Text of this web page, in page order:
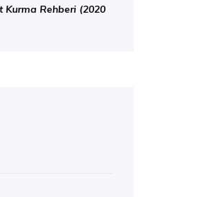
Kurma Rehberi (2020